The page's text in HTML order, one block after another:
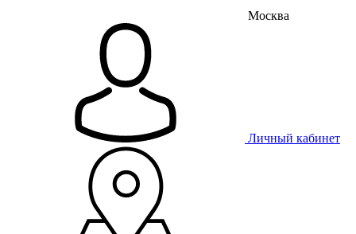
Москва
Личный кабинет